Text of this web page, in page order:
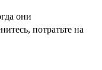
они
потратьте на